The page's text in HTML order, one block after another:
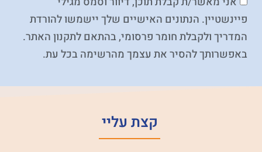
פיינשטיין. הנתונים האישיים שלך יישמשו להורדת
המדריך ולקבלת חומר פרסומי, בהתאם לתקנון האתר.
באפשרותך להסיר את עצמך מהרשימה בכל עת.
קצת עליי